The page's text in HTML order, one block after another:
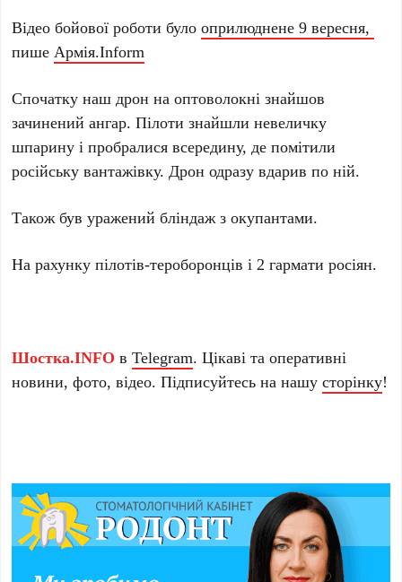
Відео бойової роботи булооприлюднене 9 вересня,
пишеАрмія.Inform
Спочатку наш дрон на оптоволокні знайшов
зачинений ангар. Пілоти знайшли невеличку
шпарину і пробралися всередину, де помітили
російську вантажівку. Дрон одразу вдарив по ній.
Також був уражений бліндаж з окупантами.
На рахунку пілотів-тероборонців і 2 гармати росіян.
Шостка.INFO вTelegram. Цікаві та оперативні
новини, фото, відео. Підписуйтесь на нашусторінку!